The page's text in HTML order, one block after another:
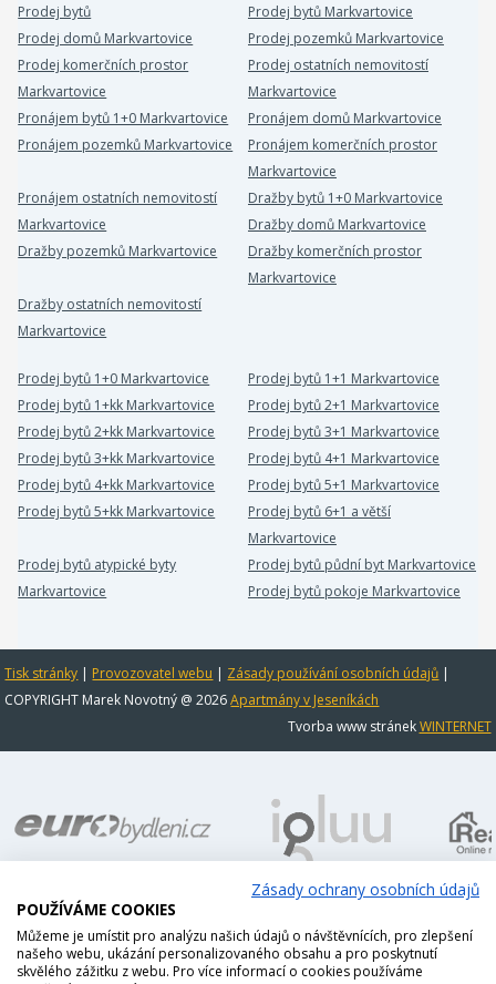
Prodej bytů
Prodej bytů Markvartovice
Prodej domů Markvartovice
Prodej pozemků Markvartovice
Prodej komerčních prostor
Markvartovice
Prodej ostatních nemovitostí
Markvartovice
Pronájem bytů 1+0 Markvartovice
Pronájem domů Markvartovice
Pronájem pozemků Markvartovice
Pronájem komerčních prostor
Markvartovice
Pronájem ostatních nemovitostí
Markvartovice
Dražby bytů 1+0 Markvartovice
Dražby domů Markvartovice
Dražby pozemků Markvartovice
Dražby komerčních prostor
Markvartovice
Dražby ostatních nemovitostí
Markvartovice
Prodej bytů 1+0 Markvartovice
Prodej bytů 1+1 Markvartovice
Prodej bytů 1+kk Markvartovice
Prodej bytů 2+1 Markvartovice
Prodej bytů 2+kk Markvartovice
Prodej bytů 3+1 Markvartovice
Prodej bytů 3+kk Markvartovice
Prodej bytů 4+1 Markvartovice
Prodej bytů 4+kk Markvartovice
Prodej bytů 5+1 Markvartovice
Prodej bytů 5+kk Markvartovice
Prodej bytů 6+1 a větší
Markvartovice
Prodej bytů atypické byty
Markvartovice
Prodej bytů půdní byt Markvartovice
Prodej bytů pokoje Markvartovice
Tisk stránky | Provozovatel webu | Zásady používání osobních údajů |
COPYRIGHT Marek Novotný @ 2026Apartmány v Jeseníkách
Tvorba www stránekWINTERNET
Zásady ochrany osobních údajů
POUŽÍVÁME COOKIES
Můžeme je umístit pro analýzu našich údajů o návštěvnících, pro zlepšení
našeho webu, ukázání personalizovaného obsahu a pro poskytnutí
skvělého zážitku z webu. Pro více informací o cookies používáme